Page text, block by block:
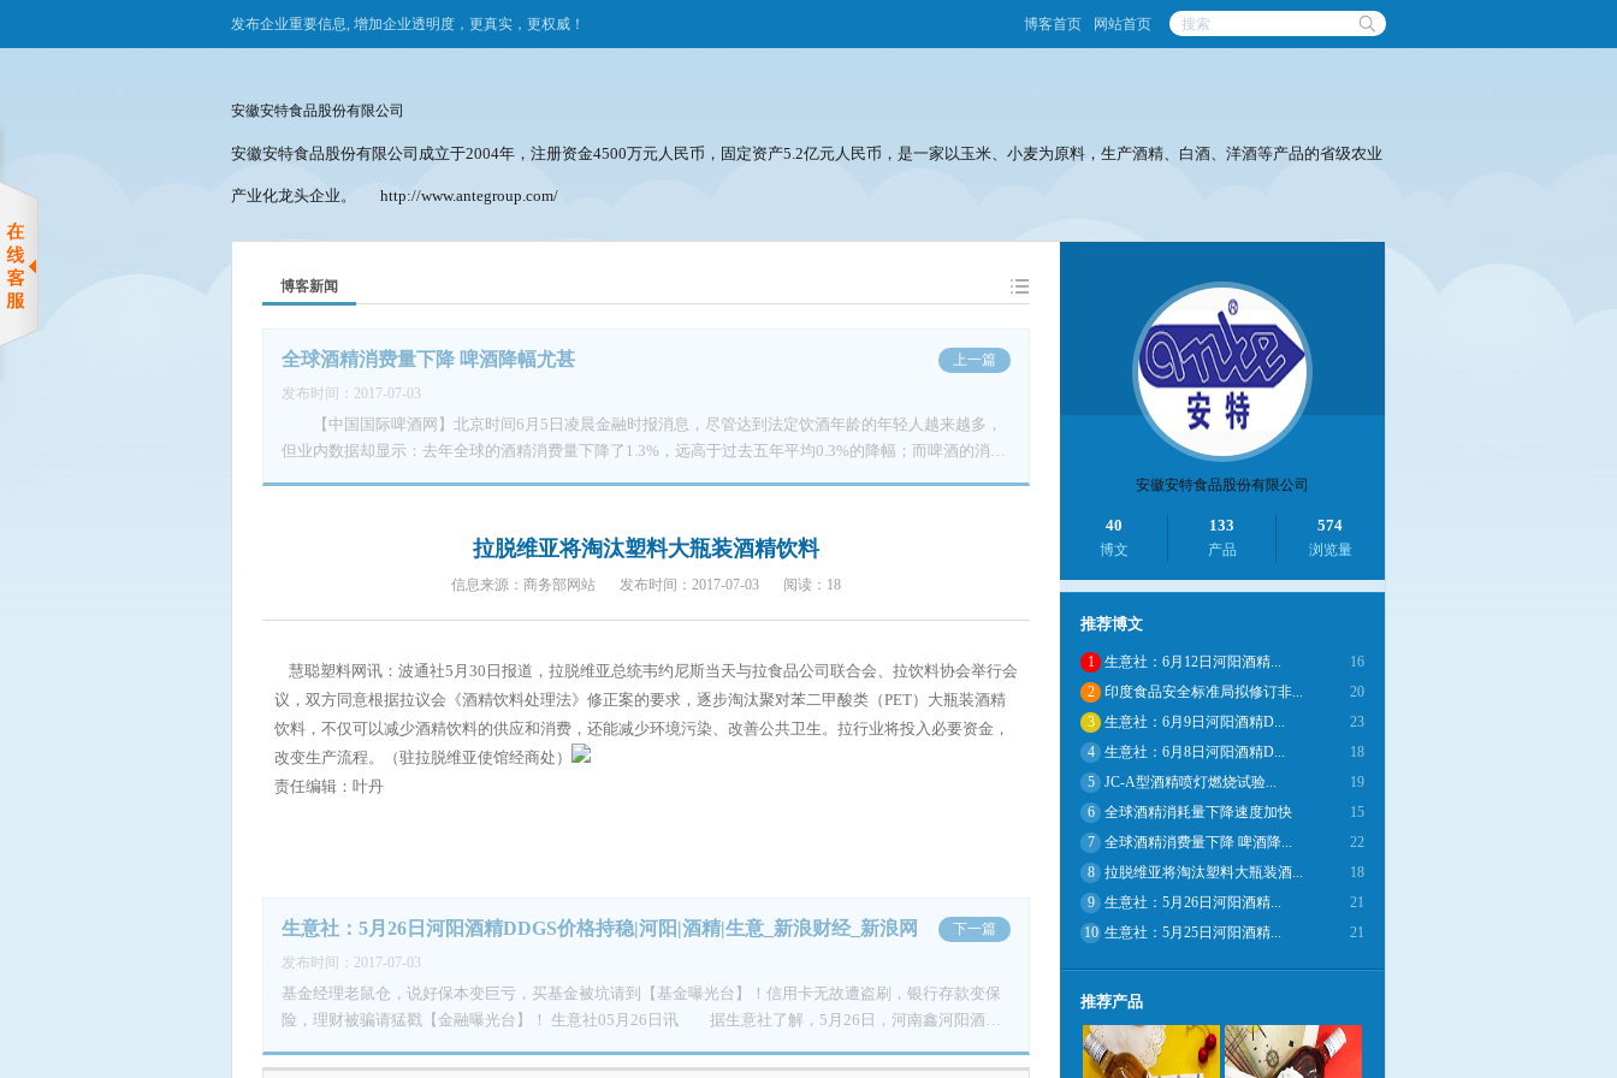
发布企业重要信息, 增加企业透明度，更真实，更权威！ 博客首页 网站首页
安徽安特食品股份有限公司
安徽安特食品股份有限公司成立于2004年，注册资金4500万元人民币，固定资产5.2亿元人民币，是一家以玉米、小麦为原料，生产酒精、白酒、洋酒等产品的省级农业
产业化龙头企业。 http://www.antegroup.com/
博客新闻
上一篇
全球酒精消费量下降 啤酒降幅尤甚
发布时间：2017-07-03
【中国国际啤酒网】北京时间6月5日凌晨金融时报消息，尽管达到法定饮酒年龄的年轻人越来越多，
但业内数据却显示：去年全球的酒精消费量下降了1.3%，远高于过去五年平均0.3%的降幅；而啤酒的消费
――中国的啤酒销量有所下滑，由于经济不景气，俄罗斯和巴西等传统啤酒消费大国也出现负增长。（编
拉脱维亚将淘汰塑料大瓶装酒精饮料
信息来源：商务部网站 发布时间：2017-07-03 阅读：18
慧聪塑料网讯：波通社5月30日报道，拉脱维亚总统韦约尼斯当天与拉食品公司联合会、拉饮料协会举行会
议，双方同意根据拉议会《酒精饮料处理法》修正案的要求，逐步淘汰聚对苯二甲酸类（PET）大瓶装酒精
饮料，不仅可以减少酒精饮料的供应和消费，还能减少环境污染、改善公共卫生。拉行业将投入必要资金，
改变生产流程。（驻拉脱维亚使馆经商处）
责任编辑：叶丹
下一篇
生意社：5月26日河阳酒精DDGS价格持稳|河阳|酒精|生意_新浪财经_新浪网
发布时间：2017-07-03
基金经理老鼠仓，说好保本变巨亏，买基金被坑请到【基金曝光台】！信用卡无故遭盗刷，银行存款变保
险，理财被骗请猛戳【金融曝光台】！ 生意社05月26日讯 据生意社了解，5月26日，河南鑫河阳酒精
安徽安特食品股份有限公司
40
博文
133
产品
574
浏览量
推荐博文
1 生意社：6月12日河阳酒精...
16
2
印度食品安全标准局拟修订非...
20
3
生意社：6月9日河阳酒精D...
23
4
生意社：6月8日河阳酒精D...
18
5
JC-A型酒精喷灯燃烧试验...
19
6
全球酒精消耗量下降速度加快
15
7
全球酒精消费量下降 啤酒降...
22
8
拉脱维亚将淘汰塑料大瓶装酒...
18
9
生意社：5月26日河阳酒精...
21
10 生意社：5月25日河阳酒精... 21
推荐产品